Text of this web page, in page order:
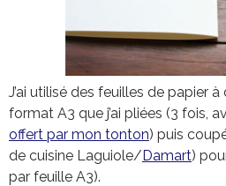
J’ai utilisé des feuilles de papier à
format A3 que j’ai pliées (3 fois,
offert par mon tonton) puis
de cuisine Laguiole/Damart)
par feuille A3).